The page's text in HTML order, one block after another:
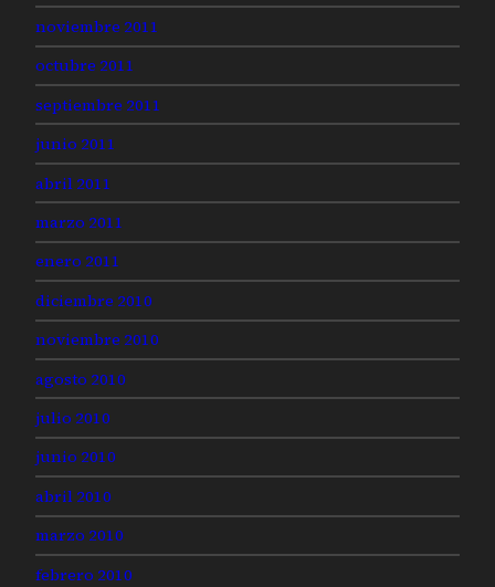
noviembre 2011
octubre 2011
septiembre 2011
junio 2011
abril 2011
marzo 2011
enero 2011
diciembre 2010
noviembre 2010
agosto 2010
julio 2010
junio 2010
abril 2010
marzo 2010
febrero 2010